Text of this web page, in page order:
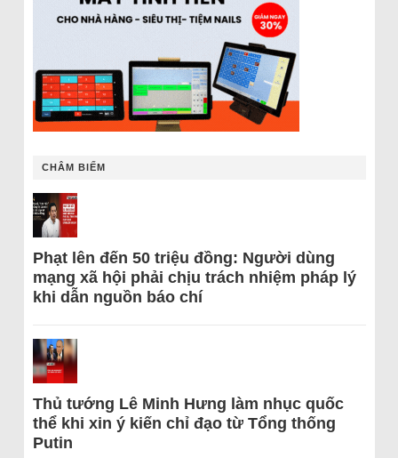
CHÂM BIẾM
Phạt lên đến 50 triệu đồng: Người dùng
mạng xã hội phải chịu trách nhiệm pháp lý
khi dẫn nguồn báo chí
Thủ tướng Lê Minh Hưng làm nhục quốc
thể khi xin ý kiến chỉ đạo từ Tổng thống
Putin